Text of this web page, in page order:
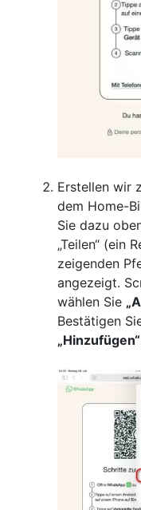
Erstellen wir
dem Home-
Sie dazu
„Teilen“ (ein
zeigenden
angezeigt.
wählen Sie
Bestätigen
„Hinzufügen“